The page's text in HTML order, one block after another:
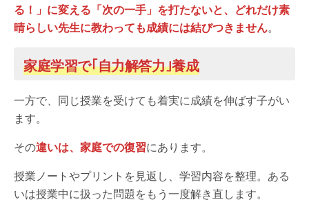
る！」に変える「次の一手」を打たないと、どれだけ素
晴らしい先生に教わっても成績には結びつきません。
家庭学習で｢自力解答力｣養成
一方で、同じ授業を受けても着実に成績を伸ばす子がい
ます。
その違いは、家庭での復習にあります。
授業ノートやプリントを見返し、学習内容を整理。ある
いは授業中に扱った問題をもう一度解き直します。